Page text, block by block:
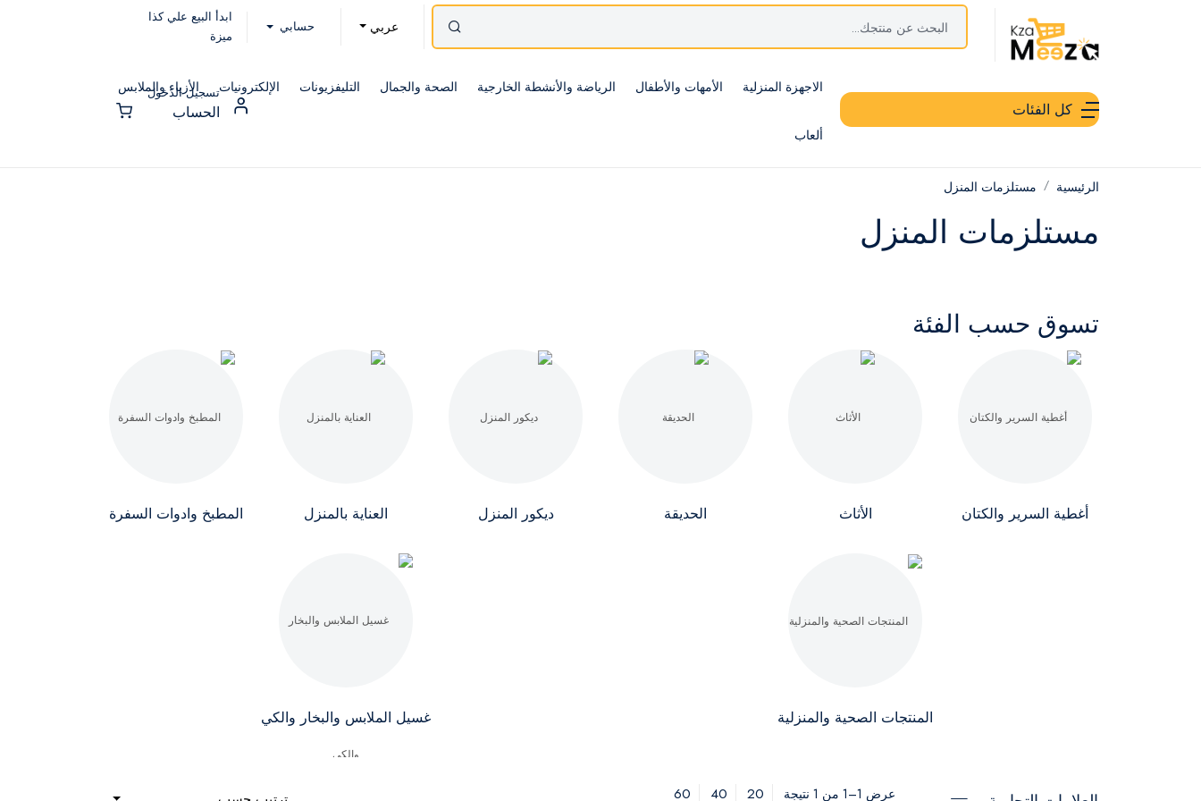
عربي حسابي
ابدأ البيع علي كذا
ميزة
كل الفئات
الاجهزة المنزلية الأمهات والأطفال الرياضة والأنشطة الخارجية الصحة والجمال التليفزيونات الإلكترونيات الأزياء والملابس
ألعاب
تسجيل الدخول
الحساب
الرئيسية مستلزمات المنزل
مستلزمات المنزل
تسوق حسب الفئة
أغطية السرير والكتان الأثاث الحديقة ديكور المنزل العناية بالمنزل المطبخ وادوات السفرة
المنتجات الصحية والمنزلية غسيل الملابس والبخار والكي
عرض 1–1 من 1 نتيجة 20
40
60